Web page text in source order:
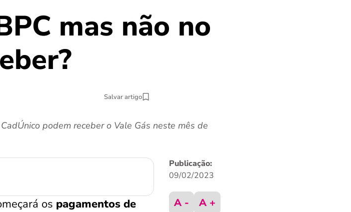
mas não no
Salvar artigo
podem receber o Vale Gás neste mês de
os pagamentos de
Publicação:
09/02/2023
A - A +